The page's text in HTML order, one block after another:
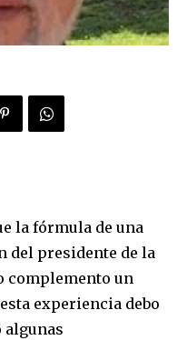
la fórmula de una
del presidente de la
complemento un
experiencia debo